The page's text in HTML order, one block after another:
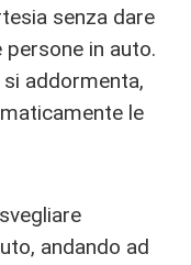
senza dare
in auto.
addormenta,
le
andando ad